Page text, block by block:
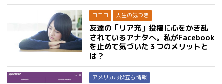
ココロ 人生の気づき
友達の「リア充」投稿に心をかき乱
されているアナタへ。私がFacebook
を止めて気づいた３つのメリットと
は？
アメリカお役立ち情報